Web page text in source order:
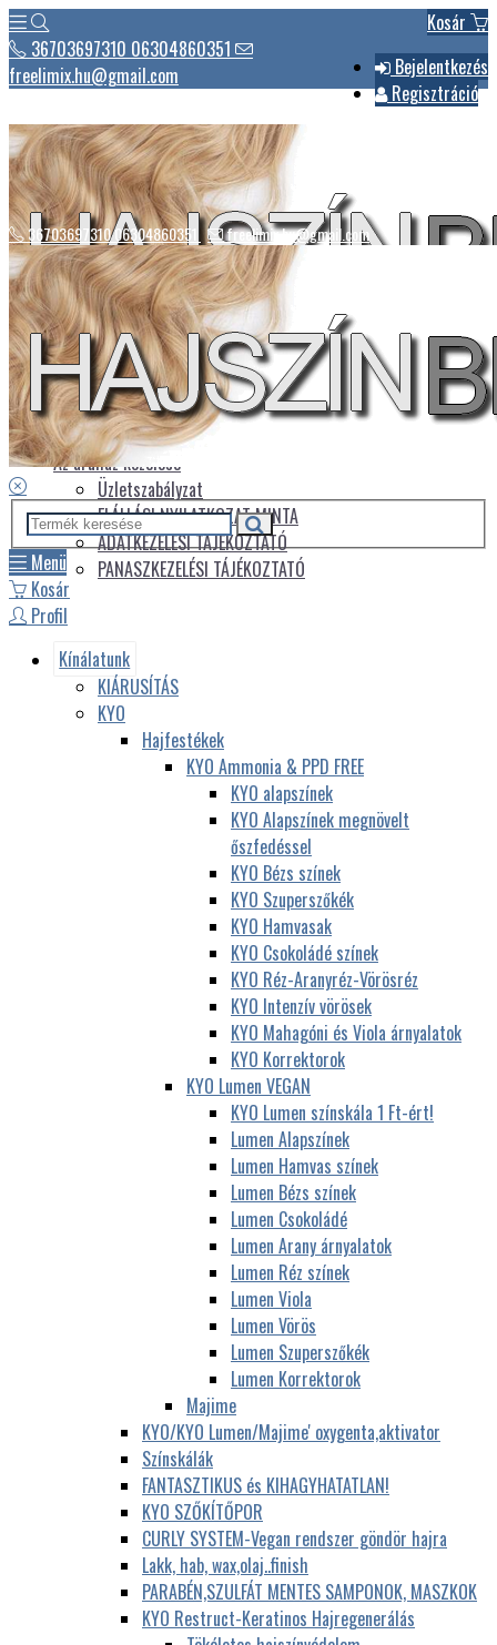
Kosár
Bejelentkezés
Regisztráció
36703697310 06304860351
freelimix.hu@gmail.com
Hírek
Csomagautomaták listája
Üdvözlet
Az áruház kezelése
Üzletszabályzat
ELÁLLÁSI NYILATKOZAT MINTA
ADATKEZELÉSI TÁJÉKOZTATÓ
PANASZKEZELÉSI TÁJÉKOZTATÓ
36703697310 06304860351 freelimix.hu@gmail.com
Menü
Kosár
Profil
Kínálatunk
KIÁRUSÍTÁS
KYO
Hajfestékek
KYO Ammonia & PPD FREE
KYO alapszínek
KYO Alapszínek megnövelt
őszfedéssel
KYO Bézs színek
KYO Szuperszőkék
KYO Hamvasak
KYO Csokoládé színek
KYO Réz-Aranyréz-Vörösréz
KYO Intenzív vörösek
KYO Mahagóni és Viola árnyalatok
KYO Korrektorok
KYO Lumen VEGAN
KYO Lumen színskála 1 Ft-ért!
Lumen Alapszínek
Lumen Hamvas színek
Lumen Bézs színek
Lumen Csokoládé
Lumen Arany árnyalatok
Lumen Réz színek
Lumen Viola
Lumen Vörös
Lumen Szuperszőkék
Lumen Korrektorok
Majime
KYO/KYO Lumen/Majime' oxygenta,aktivator
Színskálák
FANTASZTIKUS és KIHAGYHATATLAN!
KYO SZŐKÍTŐPOR
CURLY SYSTEM-Vegan rendszer göndör hajra
Lakk, hab, wax,olaj..finish
PARABÉN,SZULFÁT MENTES SAMPONOK, MASZKOK
KYO Restruct-Keratinos Hajregenerálás